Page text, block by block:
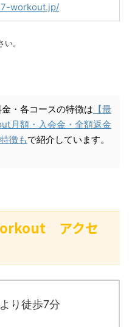
workout.jp/
。
・各コースの特徴は 【最
月額・入会金・全額返金
徴もで紹介しています。
アクセ
り徒歩7分